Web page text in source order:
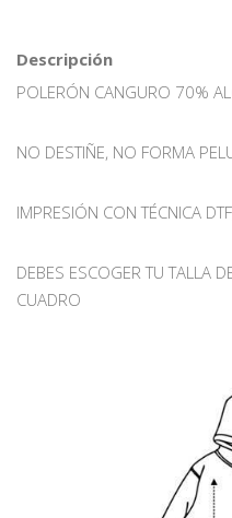
Descripción
POLERÓN CANGURO 70%
NO DESTIÑE, NO FORMA
IMPRESIÓN CON TÉCNICA
DEBES ESCOGER TU TALLA
CUADRO